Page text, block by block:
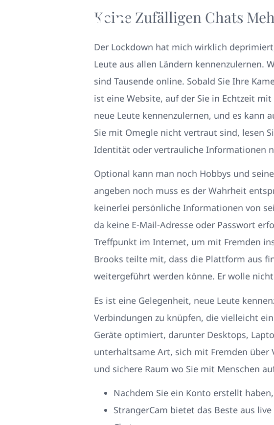
Keine Zufälligen Chats
Der Lockdown hat mich wirklich
Leute aus allen Ländern kennenzulernen.
sind Tausende online. Sobald Sie Ihre
ist eine Website, auf der Sie in Echtzeit
neue Leute kennenzulernen, und es kann
Sie mit Omegle nicht vertraut sind, lesen
Identität oder vertrauliche Informationen
Optional kann man noch Hobbys und
angeben noch muss es der Wahrheit
keinerlei persönliche Informationen von
da keine E-Mail-Adresse oder Passwort
Treffpunkt im Internet, um mit Fremden
Brooks teilte mit, dass die Plattform aus
weitergeführt werden könne. Er wolle
Es ist eine Gelegenheit, neue Leute
Verbindungen zu knüpfen, die vielleicht
Geräte optimiert, darunter Desktops,
unterhaltsame Art, sich mit Fremden über
und sichere Raum wo Sie mit Menschen
Nachdem Sie ein Konto erstellt
StrangerCam bietet das Beste aus